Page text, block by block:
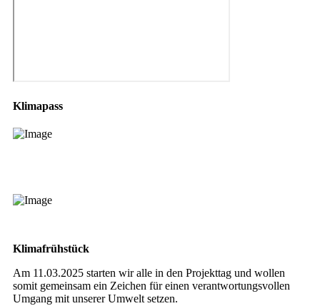
Klimapass
Klimafrühstück
Am 11.03.2025 starten wir alle in den Projekttag und wollen
somit gemeinsam ein Zeichen für einen verantwortungsvollen
Umgang mit unserer Umwelt setzen.